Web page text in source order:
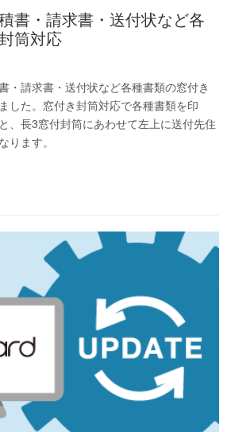
書・請求書・送付状など各
筒対応
・請求書・送付状など各種書類の窓付き
した。窓付き封筒対応で各種書類を印
、長3窓付封筒にあわせて左上に送付先住
ります。